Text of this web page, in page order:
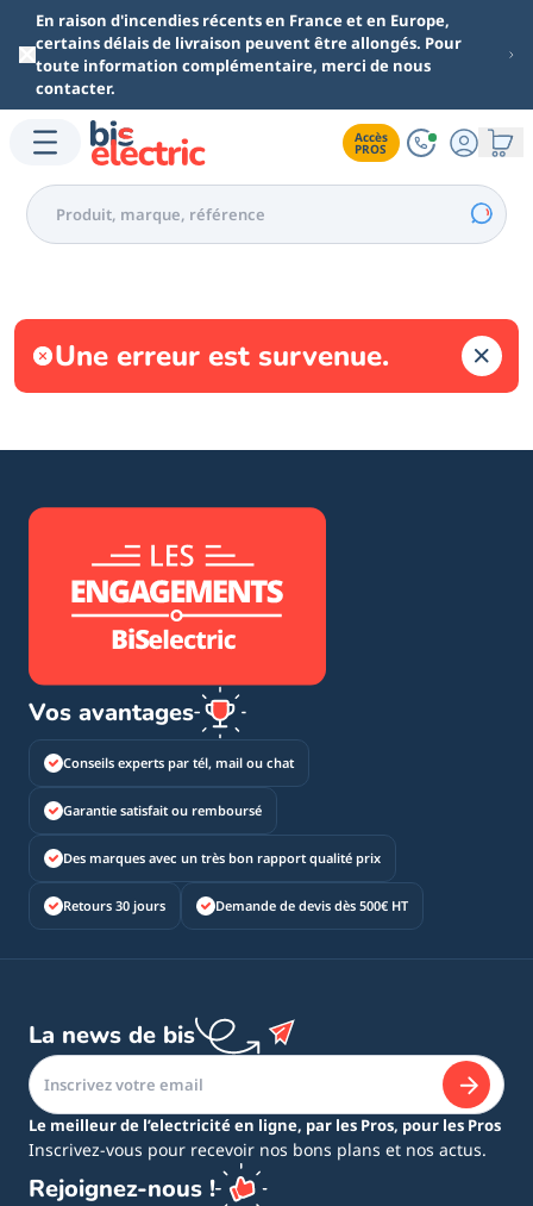
Aller au contenu principal
En raison d'incendies récents en France et en Europe,
certains délais de livraison peuvent être allongés. Pour
toute information complémentaire, merci de nous
contacter.
Accès
PROS
Une erreur est survenue.
Vos avantages
Conseils experts par tél, mail ou chat
Garantie satisfait ou remboursé
Des marques avec un très bon rapport qualité prix
Retours 30 jours Demande de devis dès 500€ HT
La news de bis
Le meilleur de l’electricité en ligne, par les Pros, pour les Pros
Inscrivez-vous pour recevoir nos bons plans et nos actus.
Rejoignez-nous !